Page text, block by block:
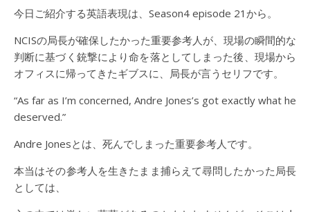
今日ご紹介する英語表現は、Season4 episode 21から。
NCISの局長が確保したかった重要参考人が、現場の瞬間的な
判断に基づく銃撃により命を落としてしまった後、現場から
オフィスに帰ってきたギブスに、局長が言うセリフです。
“As far as I’m concerned, Andre Jones’s got exactly what he
deserved.”
Andre Jonesとは、死んでしまった重要参考人です。
本当はその参考人を生きたまま捕らえて尋問したかった局長
としては、